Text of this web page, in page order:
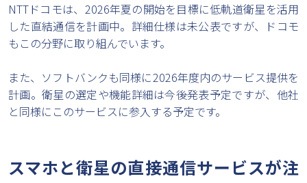
NTTドコモは、2026年夏の開始を目標に低軌道衛星を活用
した直結通信を計画中。詳細仕様は未公表ですが、ドコモ
もこの分野に取り組んでいます。
また、ソフトバンクも同様に2026年度内のサービス提供を
計画。衛星の選定や機能詳細は今後発表予定ですが、他社
と同様にこのサービスに参入する予定です。
スマホと衛星の直接通信サービスが注